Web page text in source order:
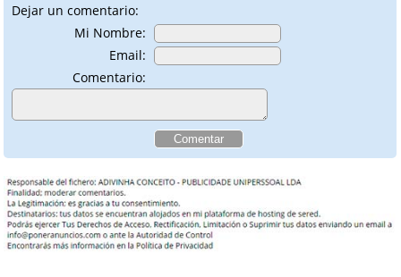
Dejar un comentario:
Mi Nombre:
Email:
Comentario: